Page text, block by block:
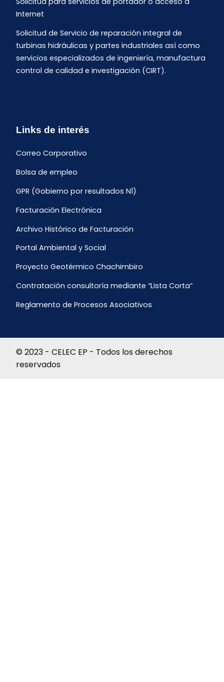
Internet
Solicitud de Servicio de reparación integral de
turbinas hidráulicas y partes industriales así como
servicios especializados de ingeniería, manufactura
control de calidad e investigación (CIRT).
Links de interés
Correo Corporativo
Bolsa de empleo
GPR (Gobierno por resultados N1)
Facturación Electrónica
Archivo Histórico de Facturación
Portal Ambiental y Social
Proyecto Geotérmico Chachimbiro
Contratación consultoría mediante “Lista Corta”
Reglamento de Procesos Asociativos
© 2023 - CELEC EP - Todos los derechos
reservados